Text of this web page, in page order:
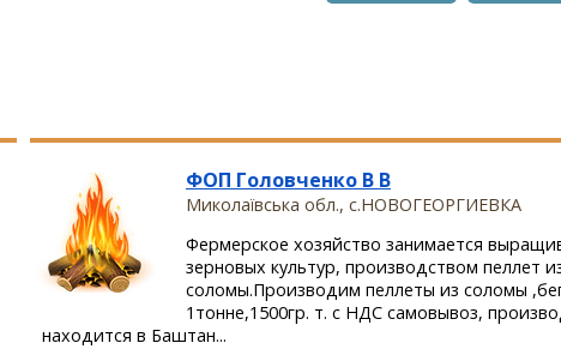
ФОП Головченко В В
Миколаївська обл., с.НОВОГЕОРГИЕВКА
Фермерское хозяйство занимается
зерновых культур, производством пеллет
соломы.Производим пеллеты из соломы
1тонне,1500гр. т. с НДС самовывоз,
находится в Баштан...